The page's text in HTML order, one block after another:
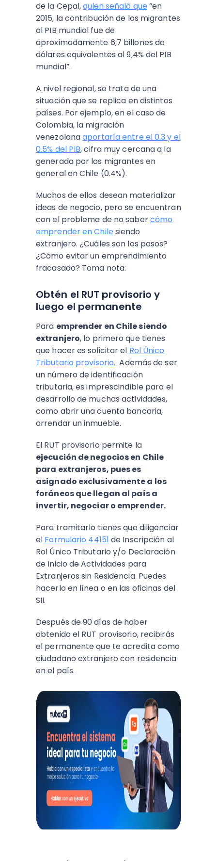
de la Cepal,quien señaló que “en
2015, la contribución de los migrantes
al PIB mundial fue de
aproximadamente 6,7 billones de
dólares equivalentes al 9,4% del PIB
mundial”.
A nivel regional, se trata de una
situación que se replica en distintos
países. Por ejemplo, en el caso de
Colombia, la migración
venezolanaaportaría entre el 0.3 y el
0.5% del PIB, cifra muy cercana a la
generada por los migrantes en
general en Chile (0.4%).
Muchos de ellos desean materializar
ideas de negocio, pero se encuentran
con el problema de no sabercómo
emprender en Chile siendo
extranjero. ¿Cuáles son los pasos?
¿Cómo evitar un emprendimiento
fracasado? Toma nota:
Obtén el RUT provisorio y
luego el permanente
Para emprender en Chile siendo
extranjero, lo primero que tienes
que hacer es solicitar el Rol Único
Tributario provisorio. Además de ser
un número de identificación
tributaria, es imprescindible para el
desarrollo de muchas actividades,
como abrir una cuenta bancaria,
arrendar un inmueble.
El RUT provisorio permite la
ejecución de negocios en Chile
para extranjeros, pues es
asignado exclusivamente a los
foráneos que llegan al país a
invertir, negociar o emprender.
Para tramitarlo tienes que diligenciar
el Formulario 44151 de Inscripción al
Rol Único Tributario y/o Declaración
de Inicio de Actividades para
Extranjeros sin Residencia. Puedes
hacerlo en línea o en las oficinas del
SII.
Después de 90 días de haber
obtenido el RUT provisorio, recibirás
el permanente que te acredita como
ciudadano extranjero con residencia
en el país.